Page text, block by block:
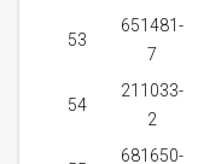
53
651481-
7
54
211033-
2
681650-